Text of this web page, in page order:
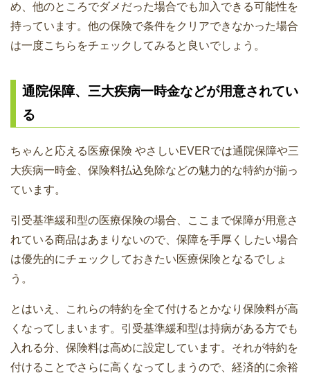
め、他のところでダメだった場合でも加入できる可能性を
持っています。他の保険で条件をクリアできなかった場合
は一度こちらをチェックしてみると良いでしょう。
通院保障、三大疾病一時金などが用意されてい
る
ちゃんと応える医療保険 やさしいEVERでは通院保障や三
大疾病一時金、保険料払込免除などの魅力的な特約が揃っ
ています。
引受基準緩和型の医療保険の場合、ここまで保障が用意さ
れている商品はあまりないので、保障を手厚くしたい場合
は優先的にチェックしておきたい医療保険となるでしょ
う。
とはいえ、これらの特約を全て付けるとかなり保険料が高
くなってしまいます。引受基準緩和型は持病がある方でも
入れる分、保険料は高めに設定しています。それが特約を
付けることでさらに高くなってしまうので、経済的に余裕